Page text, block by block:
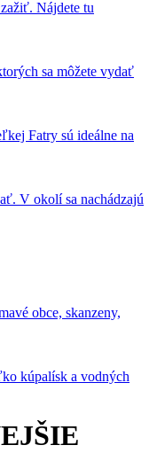
Nájdete tu
sa môžete vydať
Fatry sú ideálne na
V okolí sa nachádzajú
obce, skanzeny,
kúpalísk a vodných